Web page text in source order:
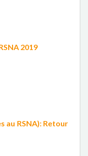
2019
au RSNA): Retour